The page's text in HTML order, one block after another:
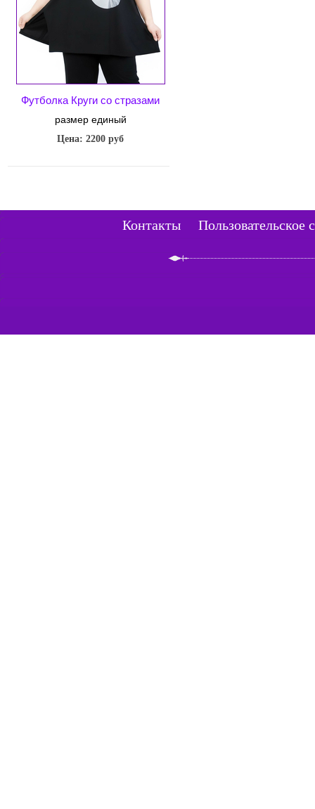
Футболка Круги со стразами
размер единый
Цена: 2200 руб
Контакты Пользовательское